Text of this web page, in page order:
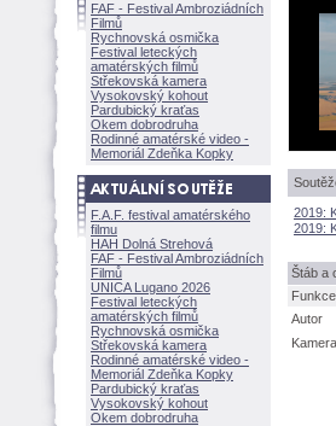
FAF - Festival Ambroziádních
Filmů
Rychnovská osmička
Festival leteckých
amatérských filmů
Střekovská kamera
Vysokovský kohout
Pardubický kraťas
Okem dobrodruha
Rodinné amatérské video -
Memoriál Zdeňka Kopky
F.A.F. festival amatérského
filmu
HAH Dolná Strehov
FAF - Festival Ambroziádních
Filmů
UNICA Lugano 2026
Festival leteckých
amatérských filmů
Rychnovská osmička
Střekovská kamera
Rodinné amatérské video -
Memoriál Zdeňka Kopky
Pardubický kraťas
Vysokovský kohout
Okem dobrodruha
2019:
2019:
táb a
Funkce
Autor